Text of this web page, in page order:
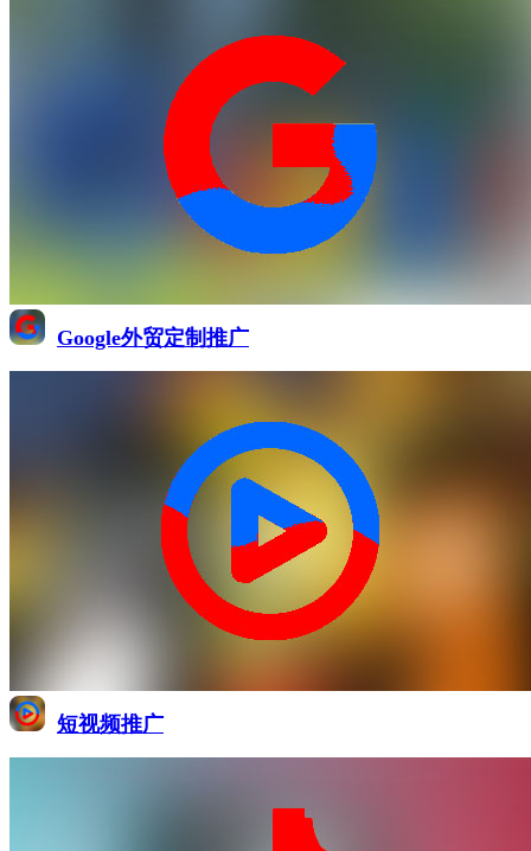
Google外贸定制推广
短视频推广